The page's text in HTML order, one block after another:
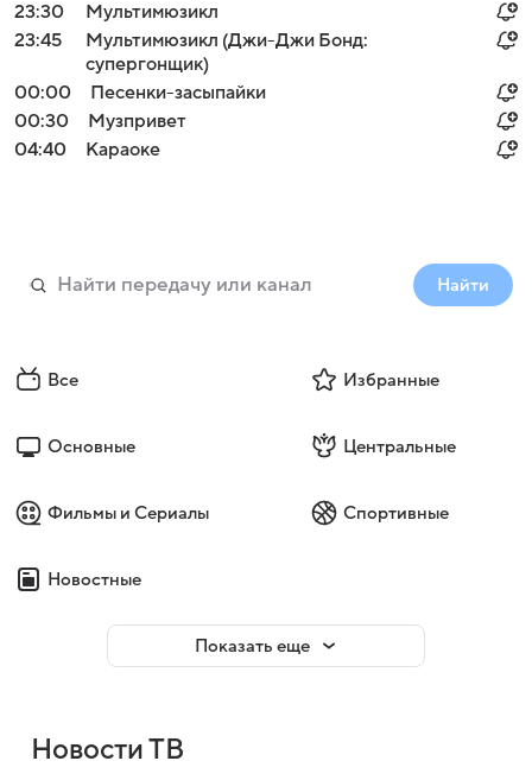
23:30
Мультимюзикл
23:45
Мультимюзикл (Джи-Джи Бонд:
супергонщик)
00:00
Песенки-засыпайки
00:30
Музпривет
04:40
Караоке
Найти
Все Избранные
Основные Центральные
Фильмы и Сериалы Спортивные
Новостные
Показать еще
Новости ТВ